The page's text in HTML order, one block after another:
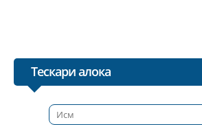
Тескари алока